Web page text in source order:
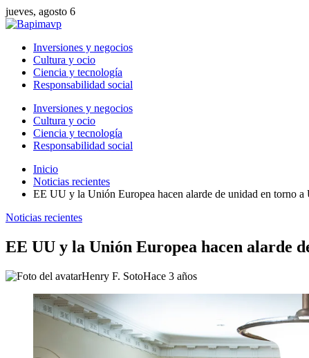
jueves, agosto 6
Inversiones y negocios
Cultura y ocio
Ciencia y tecnología
Responsabilidad social
Inversiones y negocios
Cultura y ocio
Ciencia y tecnología
Responsabilidad social
Inicio
Noticias recientes
EE UU y la Unión Europea hacen alarde de unidad en torno
Noticias recientes
EE UU y la Unión Europea hacen alarde
Henry F. SotoHace 3 años